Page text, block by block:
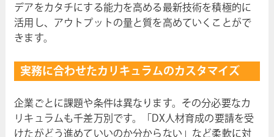
デアをカタチにする能力を高める最新技術を積極的に
活用し、アウトプットの量と質を高めていくことがで
きます。
実務に合わせたカリキュラムのカスタマイズ
企業ごとに課題や条件は異なります。その分必要なカ
リキュラムも千差万別です。「DX人材育成の要請を受
けたがどう進めていいのか分からない」など柔軟に対